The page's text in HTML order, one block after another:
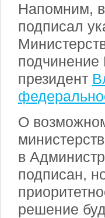
Напомним, в
подписал
подчинение
президент
О
в
подписан,
решение